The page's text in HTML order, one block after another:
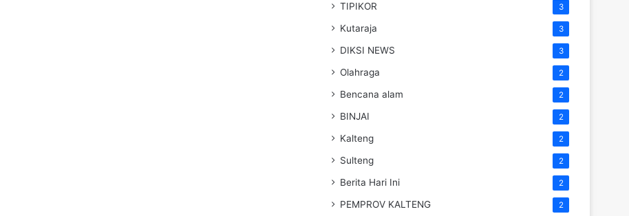
TIPIKOR 3
Kutaraja 3
DIKSI NEWS 3
Olahraga 2
Bencana alam 2
BINJAI 2
Kalteng 2
Sulteng 2
Berita Hari Ini 2
PEMPROV KALTENG 2